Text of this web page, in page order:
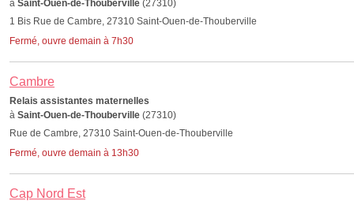
à Saint-Ouen-de-Thouberville (27310)
1 Bis Rue de Cambre, 27310 Saint-Ouen-de-Thouberville
Fermé, ouvre demain à 7h30
Cambre
Relais assistantes maternelles
à Saint-Ouen-de-Thouberville (27310)
Rue de Cambre, 27310 Saint-Ouen-de-Thouberville
Fermé, ouvre demain à 13h30
Cap Nord Est